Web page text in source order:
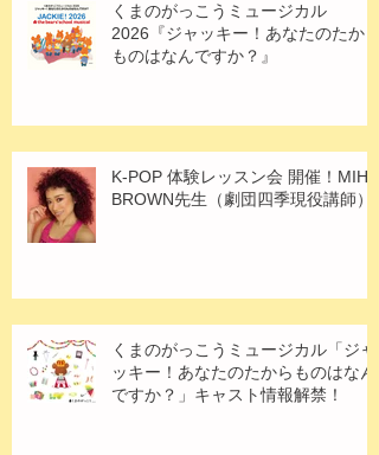
くまのがっこうミュージカル
2026『ジャッキー！あなたのたから
ものはなんですか？』
K-POP 体験レッスン会 開催！MIHO
BROWN先生（劇団四季現役講師）
くまのがっこうミュージカル「ジャ
ッキー！あなたのたからものはなん
ですか？」キャスト情報解禁！